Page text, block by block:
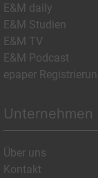
E&M daily
E&M Studien
E&M TV
E&M Podcast
epaper
Unternehmen
Über uns
Kontakt